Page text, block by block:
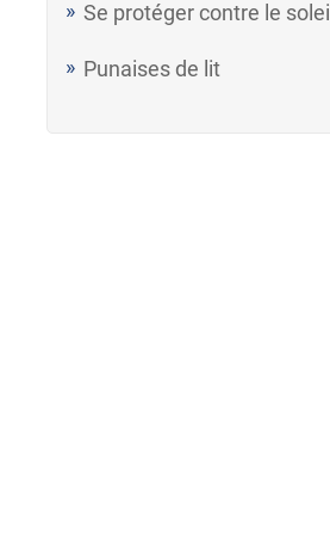
Se protéger contre le soleil
Punaises de lit